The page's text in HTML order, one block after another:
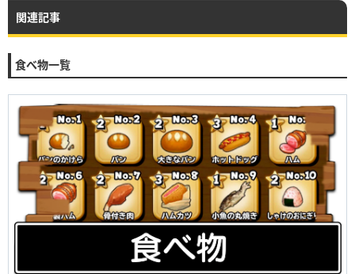
関連記事
食べ物一覧